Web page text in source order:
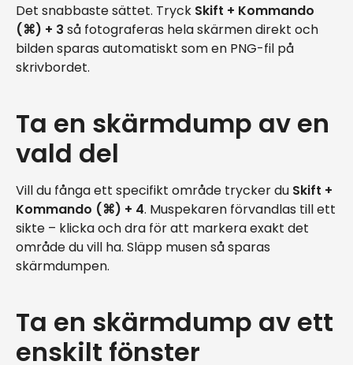
Det snabbaste sättet. Tryck Skift + Kommando
(⌘) + 3 så fotograferas hela skärmen direkt och
bilden sparas automatiskt som en PNG-fil på
skrivbordet.
Ta en skärmdump av en
vald del
Vill du fånga ett specifikt område trycker du Skift +
Kommando (⌘) + 4. Muspekaren förvandlas till ett
sikte – klicka och dra för att markera exakt det
område du vill ha. Släpp musen så sparas
skärmdumpen.
Ta en skärmdump av ett
enskilt fönster